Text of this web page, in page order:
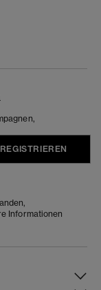
REGISTRIEREN
Informationen